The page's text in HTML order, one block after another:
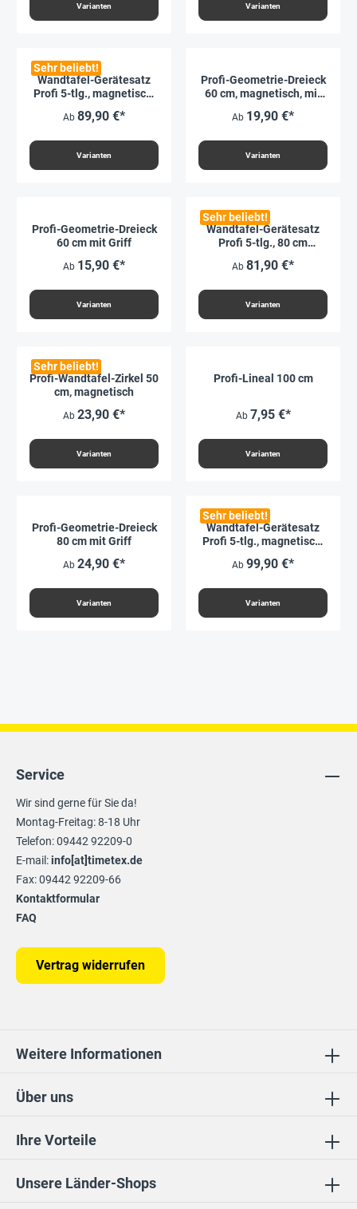
Varianten Varianten
Sehr beliebt!
Wandtafel-Gerätesatz
Profi 5-tlg., magnetisch,
Ab 89,90 €*
Varianten
Profi-Geometrie-Dreieck
60 cm, magnetisch, mit
Ab 19,90 €*
Varianten
Profi-Geometrie-Dreieck
60 cm mit Griff
Ab 15,90 €*
Varianten
Sehr beliebt!
Wandtafel-Gerätesatz
Profi 5-tlg., 80 cm
Ab 81,90 €*
Varianten
Sehr beliebt!
Profi-Wandtafel-Zirkel 50
cm, magnetisch
Ab 23,90 €*
Varianten
Profi-Lineal 100 cm
Ab 7,95 €*
Varianten
Profi-Geometrie-Dreieck
80 cm mit Griff
Ab 24,90 €*
Varianten
Sehr beliebt!
Wandtafel-Gerätesatz
Profi 5-tlg., magnetisch,
Ab 99,90 €*
Varianten
Ihre Vorteile
Unsere Länder-Shops
Über uns
Service
Wir sind gerne für Sie da!
Montag-Freitag: 8-18 Uhr
Telefon: 09442 92209-0
E-mail:info[at]timetex.de
Fax: 09442 92209-66
Kontaktformular
FAQ
Vertrag widerrufen
Weitere Informationen